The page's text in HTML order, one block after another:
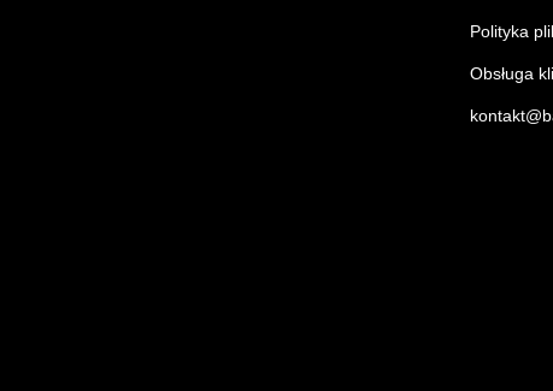
Polityka
Obsługa